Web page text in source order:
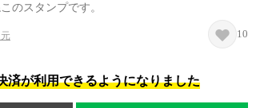
のスタンプです。
10
済が利用できるようになりました